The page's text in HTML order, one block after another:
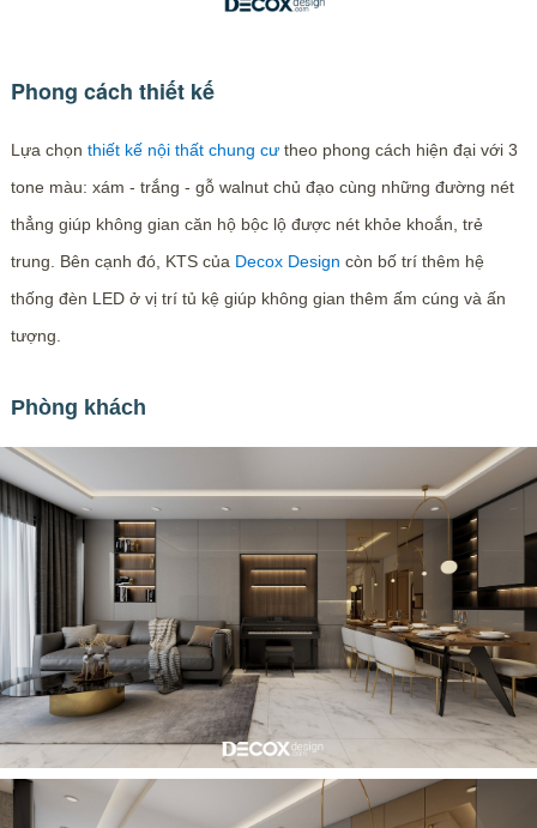
Phong cách thiết kế
Lựa chọn thiết kế nội thất chung cưtheo phong cách hiện đại với 3
tone màu: xám - trắng - gỗ walnut chủ đạo cùng những đường nét
thẳng giúp không gian căn hộ bộc lộ được nét khỏe khoắn, trẻ
trung. Bên cạnh đó, KTS của Decox Design còn bố trí thêm hệ
thống đèn LED ở vị trí tủ kệ giúp không gian thêm ấm cúng và ấn
tượng.
Phòng khách